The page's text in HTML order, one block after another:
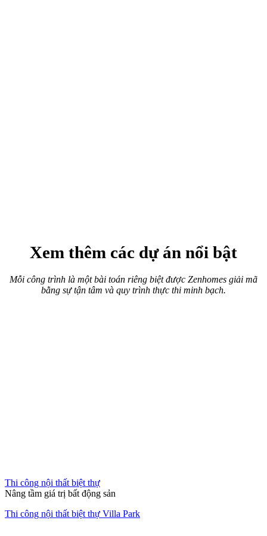
Xem thêm các dự án nổi bật
Mỗi công trình là một bài toán riêng biệt được Zenhomes giải mã
bằng sự tận tâm và quy trình thực thi minh bạch.
Thi công nội thất biệt thự
Nâng tầm giá trị bất động sản
Thi công nội thất biệt thự Villa Park